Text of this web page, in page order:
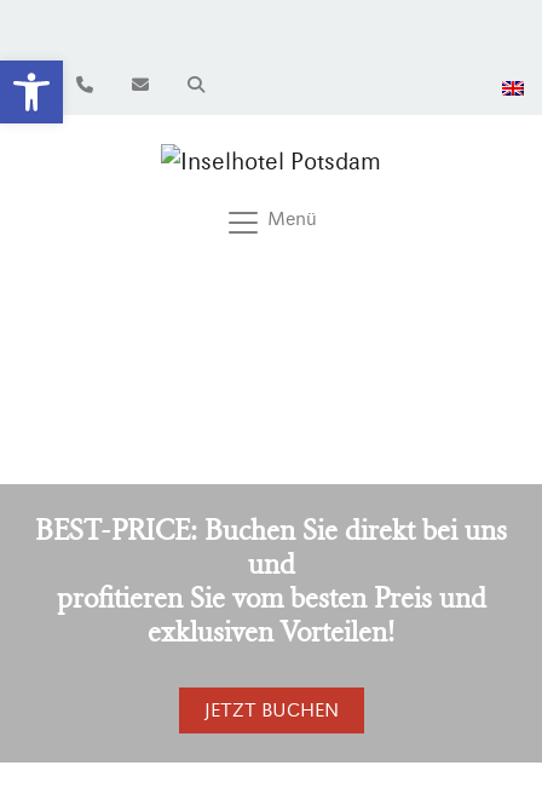
Werkzeugleiste öffnen
Menü
BEST-PRICE: Buchen Sie direkt bei uns
und
profitieren Sie vom besten Preis und
exklusiven Vorteilen!
JETZT BUCHEN